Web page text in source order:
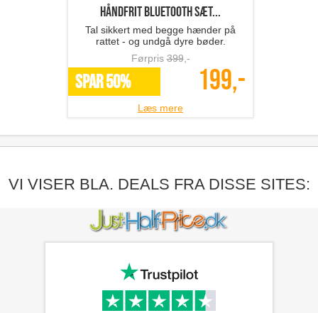
Håndfrit Bluetooth sæt...
Tal sikkert med begge hænder på
rattet - og undgå dyre bøder.
Førpris399,-
SPAR 50% 199,-
Læs mere
VI VISER BLA. DEALS FRA DISSE SITES: